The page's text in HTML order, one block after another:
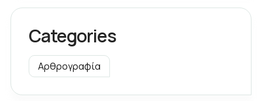
Categories
Αρθρογραφία